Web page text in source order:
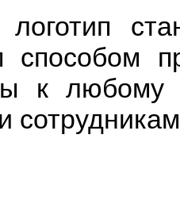
способом
к любому